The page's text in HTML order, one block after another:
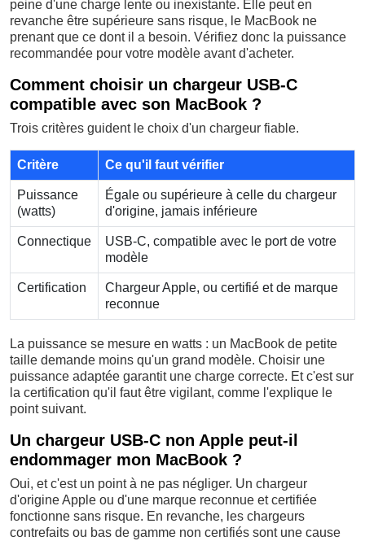
peine d'une charge lente ou inexistante. Elle peut en
revanche être supérieure sans risque, le MacBook ne
prenant que ce dont il a besoin. Vérifiez donc la puissance
recommandée pour votre modèle avant d'acheter.
Comment choisir un chargeur USB-C
compatible avec son MacBook ?
Trois critères guident le choix d'un chargeur fiable.
Critère Ce qu'il faut vérifier
Puissance
(watts)
Égale ou supérieure à celle du chargeur
d'origine, jamais inférieure
Connectique
USB-C, compatible avec le port de votre
modèle
Certification
Chargeur Apple, ou certifié et de marque
reconnue
La puissance se mesure en watts : un MacBook de petite
taille demande moins qu'un grand modèle. Choisir une
puissance adaptée garantit une charge correcte. Et c'est sur
la certification qu'il faut être vigilant, comme l'explique le
point suivant.
Un chargeur USB-C non Apple peut-il
endommager mon MacBook ?
Oui, et c'est un point à ne pas négliger. Un chargeur
d'origine Apple ou d'une marque reconnue et certifiée
fonctionne sans risque. En revanche, les chargeurs
contrefaits ou bas de gamme non certifiés sont une cause